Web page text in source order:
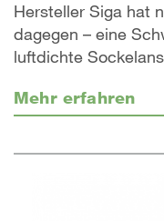
Hersteller Siga hat
dagegen – eine
luftdichte
Mehr erfahren